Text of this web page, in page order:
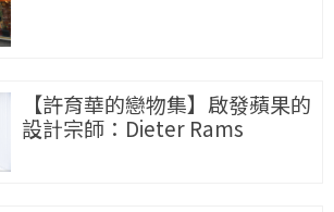
【許育華的戀物集】啟發蘋果的
設計宗師：Dieter Rams